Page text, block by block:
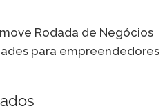
Rodada de Negócios
para empreendedores